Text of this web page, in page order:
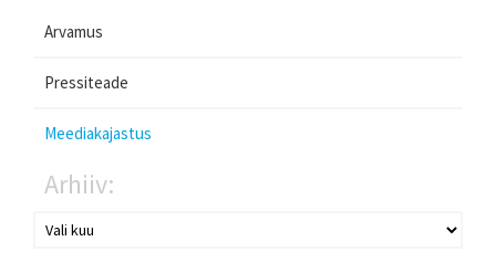
Arvamus
Pressiteade
Meediakajastus
Arhiiv: